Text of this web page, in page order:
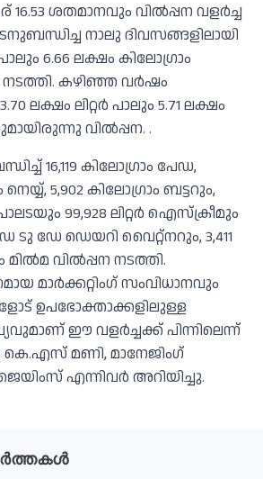
ശതമാനവും വില്‍പ്പന വളര്‍ച്ച
നാലു ദിവസങ്ങളിലായി
പാലും 6.66 ലക്ഷം കിലോഗ്രാം
കഴിഞ്ഞ വര്‍ഷം
ലക്ഷം ലിറ്റര്‍ പാലും 5.71 ലക്ഷം
വില്‍പ്പന. .
16,119 കിലോഗ്രാം പേഡ,
നെയ്യ്, 5,902 കിലോഗ്രാം ബട്ടറും,
പാലടയും 99,928 ലിറ്റര്‍ ഐസ്‌ക്രീമും
ഡെ ടു ഡേ ഡെയറി വൈറ്റ്‌നറും, 3,411
മില്‍മ വില്‍പ്പന നടത്തി.
മാര്‍ക്കറ്റിംഗ് സംവിധാനവും
ഉപഭോക്താക്കളിലുള്ള
ഈ വളര്‍ച്ചക്ക് പിന്നിലെന്ന്
മണി, മാനേജിംഗ്
എന്നിവര്‍ അറിയിച്ചു.